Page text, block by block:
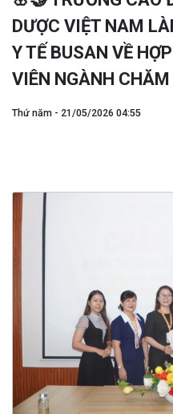
DƯỢC VIỆT NAM
Y TẾ BUSAN VỀ
VIÊN NGÀNH
Thứ năm - 21/05/2026 04:55